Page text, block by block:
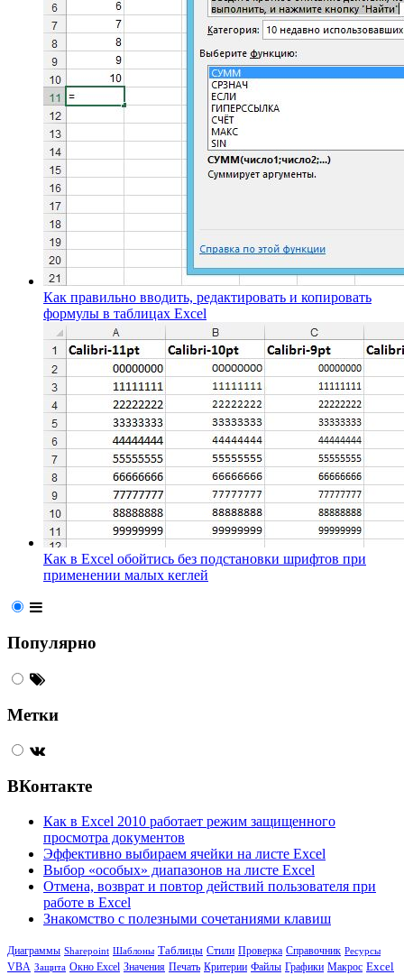
Как правильно вводить, редактировать и копировать
формулы в таблицах Excel
Как в Excel обойтись без подстановки шрифтов при
применении малых кеглей
Популярно
Метки
ВКонтакте
Как в Excel 2010 работает режим защищенного
просмотра документов
Эффективно выбираем ячейки на листе Excel
Выбор «особых» диапазонов на листе Excel
Отмена, возврат и повтор действий пользователя при
работе в Excel
Знакомство с полезными сочетаниями клавиш
Диаграммы Sharepoint Шаблоны Таблицы Стили Проверка Справочник Ресурсы
VBA Защита Окно Excel Значения Печать Критерии Файлы Графики Макрос Excel